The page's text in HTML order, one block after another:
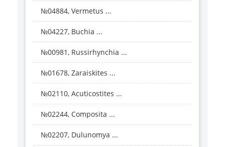
№04884, Vermetus ...
№04227, Buchia ...
№00981, Russirhynchia ...
№01678, Zaraiskites ...
№02110, Acuticostites ...
№02244, Composita ...
№02207, Dulunomya ...